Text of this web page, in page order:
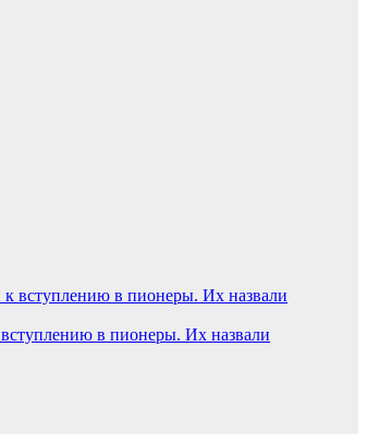
в пионеры. Их назвали